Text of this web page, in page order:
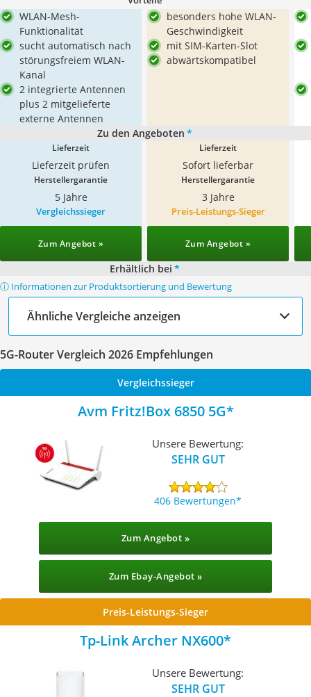
WLAN-Mesh-
Funktionalität
sucht automatisch nach
störungsfreiem WLAN-
Kanal
2 integrierte Antennen
plus 2 mitgelieferte
externe Antennen
besonders hohe WLAN-
Geschwindigkeit
mit SIM-Karten-Slot
abwärtskompatibel
Zu den Angeboten *
Lieferzeit
Lieferzeit prüfen
Lieferzeit
Sofort lieferbar
Herstellergarantie
5 Jahre
Herstellergarantie
3 Jahre
Vergleichssieger
Zum Angebot »
Preis-Leistungs-Sieger
Zum Angebot »
Erhältlich bei *
ⓘ Informationen zur Produktsortierung und Bewertung
Ähnliche Vergleiche anzeigen
5G-Router Vergleich 2026 Empfehlungen
Vergleichssieger
Avm Fritz!Box 6850 5G
Unsere Bewertung:
SEHR GUT
406 Bewertungen
Zum Angebot »
Zum Ebay-Angebot »
Preis-Leistungs-Sieger
Tp-Link Archer NX600
Unsere Bewertung:
SEHR GUT